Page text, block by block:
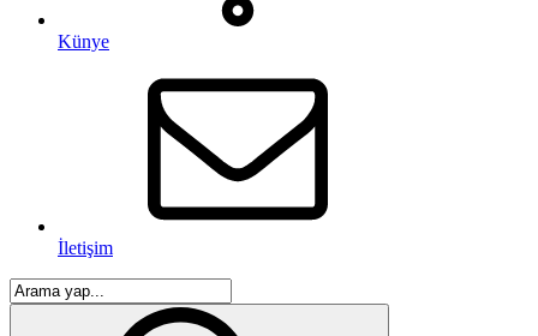
Künye
İletişim